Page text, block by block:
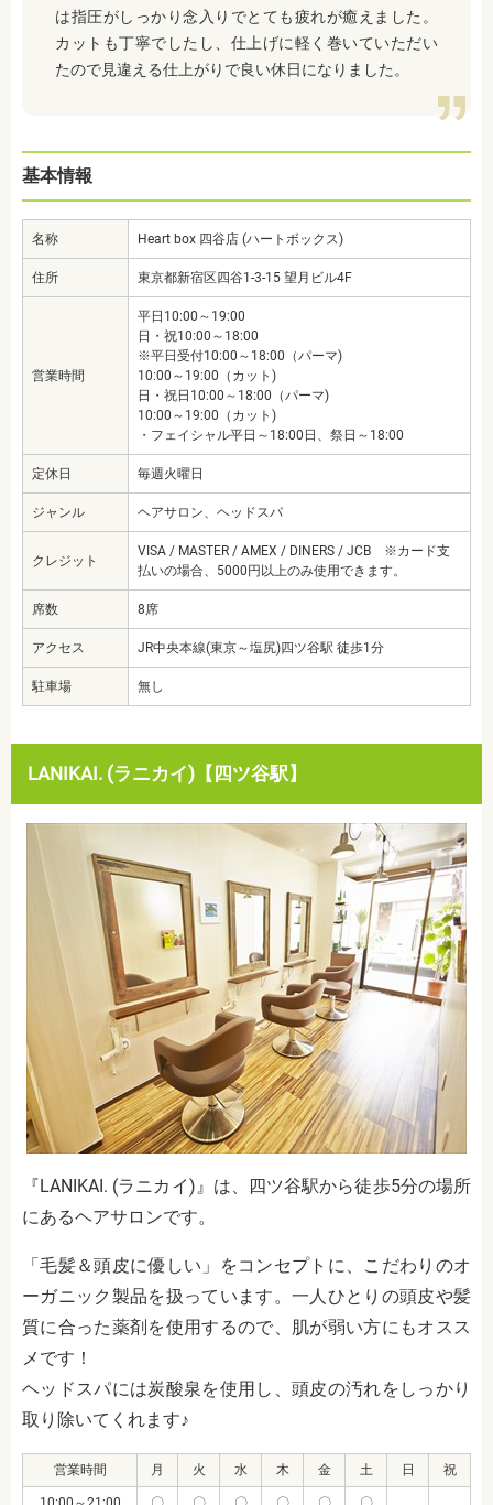
は指圧がしっかり念入りでとても疲れが癒えました。
カットも丁寧でしたし、仕上げに軽く巻いていただい
たので見違える仕上がりで良い休日になりました。
基本情報
名称 Heart box 四谷店 (ハートボックス)
住所 東京都新宿区四谷1-3-15 望月ビル4F
営業時間
平日10:00～19:00
日・祝10:00～18:00
※平日受付10:00～18:00（パーマ)
10:00～19:00（カット)
日・祝日10:00～18:00（パーマ)
10:00～19:00（カット)
・フェイシャル平日～18:00日、祭日～18:00
定休日 毎週火曜日
ジャンル ヘアサロン、ヘッドスパ
クレジット
VISA / MASTER / AMEX / DINERS / JCB ※カード支
払いの場合、5000円以上のみ使用できます。
席数 8席
アクセス JR中央本線(東京～塩尻)四ツ谷駅 徒歩1分
駐車場 無し
LANIKAI. (ラニカイ)【四ツ谷駅】
『LANIKAI. (ラニカイ)』は、四ツ谷駅から徒歩5分の場所
にあるヘアサロンです。
「毛髪＆頭皮に優しい」をコンセプトに、こだわりのオ
ーガニック製品を扱っています。一人ひとりの頭皮や髪
質に合った薬剤を使用するので、肌が弱い方にもオスス
メです！
ヘッドスパには炭酸泉を使用し、頭皮の汚れをしっかり
取り除いてくれます♪
営業時間 月 火 水 木 金 土 日 祝